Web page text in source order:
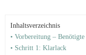
Inhaltsverzeichnis
• Vorbereitung –
• Schritt 1: Klarlack